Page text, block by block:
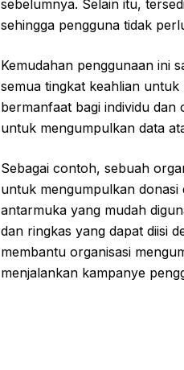
sebelumnya. Selain itu,
sehingga pengguna tidak
Kemudahan penggunaan ini
semua tingkat keahlian
bermanfaat bagi individu
untuk mengumpulkan data
Sebagai contoh, sebuah
untuk mengumpulkan
antarmuka yang mudah
dan ringkas yang dapat diisi
membantu organisasi
menjalankan kampanye